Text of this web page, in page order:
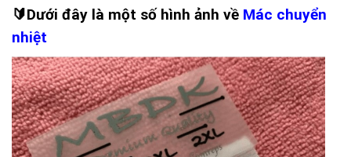
🔰Dưới đây là một số hình ảnh về Mác chuyển
nhiệt